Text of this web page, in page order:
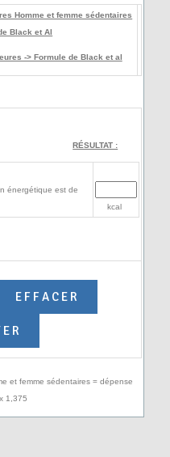
Homme et femme sédentaires
Black et Al
-> Formule de Black et al
RÉSULTAT :
énergétique est de
kcal
et femme sédentaires = dépense
1,375